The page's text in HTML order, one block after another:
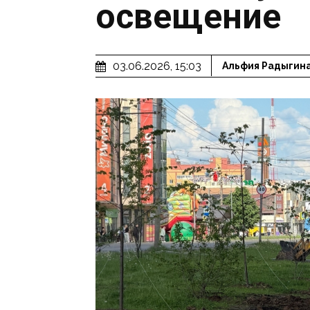
освещение
03.06.2026, 15:03 Альфия